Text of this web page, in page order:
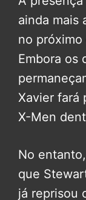
ainda mais
no
Embora os
Xavier fará
X-Men
No
que
já reprisou